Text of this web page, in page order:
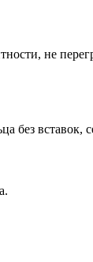
не
вставок,